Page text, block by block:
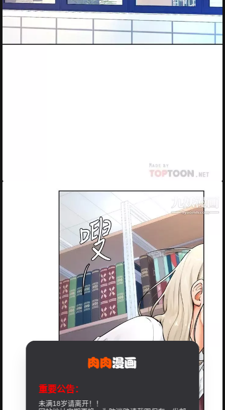
重要公告：
未满18岁请离开！！